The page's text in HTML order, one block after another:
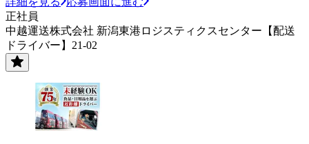
正社員
中越運送株式会社 新潟東港ロジスティクスセンター【配送
ドライバー】21-02